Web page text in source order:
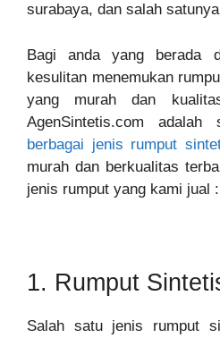
surabaya, dan salah
Bagi anda yang berada
kesulitan menemukan
yang murah dan
AgenSintetis.com
berbagai jenis rumput
murah dan berkualitas
jenis rumput yang kami jual :
1. Rumput
Salah satu jenis rumput